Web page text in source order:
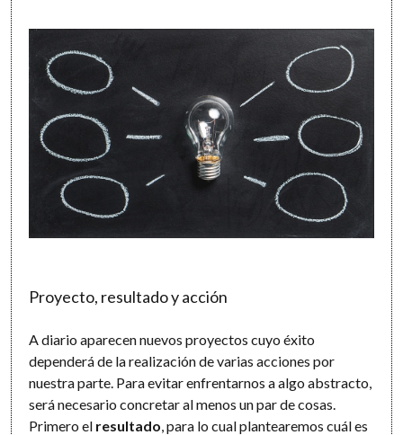
Proyecto, resultado y acción
A diario aparecen nuevos proyectos cuyo éxito
dependerá de la realización de varias acciones por
nuestra parte. Para evitar enfrentarnos a algo abstracto,
será necesario concretar al menos un par de cosas.
Primero el resultado, para lo cual plantearemos cuál es